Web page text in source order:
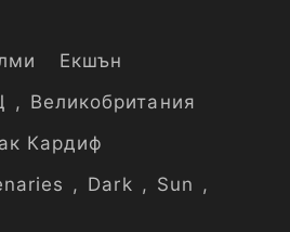
Екшън
, Великобритания
Кардиф
, Dark , Sun ,